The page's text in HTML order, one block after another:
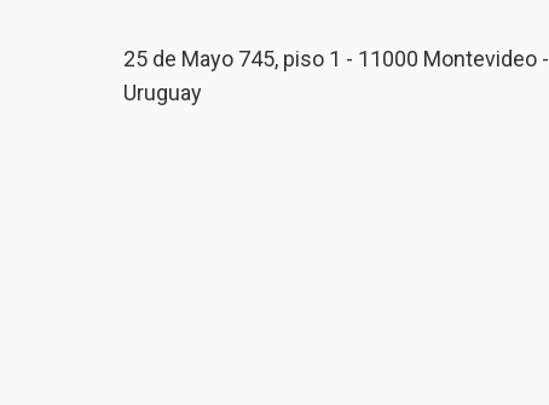
25 de Mayo 745, piso 1 - 11000 Montevideo -
Uruguay